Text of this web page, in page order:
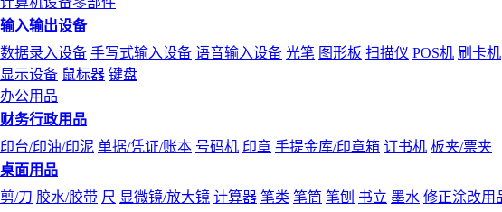
输入输出设备
数据录入设备 手写式输入设备 语音输入设备 光笔 图形板 扫描仪 POS机 刷卡机
显示设备 鼠标器 键盘
办公用品
财务行政用品
印台/印油/印泥 单据/凭证/账本 号码机 印章 手提金库/印章箱 订书机 板夹/票夹
桌面用品
剪/刀 胶水/胶带 尺 显微镜/放大镜 计算器 笔类 笔筒 笔刨 书立 墨水 修正涂改用